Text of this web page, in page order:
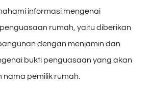
informasi mengenai
rumah, yaitu diberikan
dengan menjamin dan
bukti penguasaan yang akan
pemilik rumah.